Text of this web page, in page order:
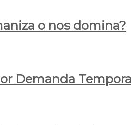
o nos domina?
Demanda